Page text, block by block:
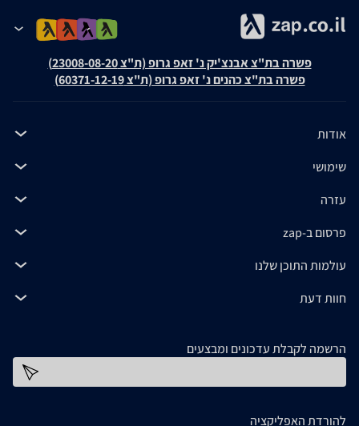
פשרה בת"צ אבנצ'יק נ' זאפ גרופ (ת"צ 23008-08-20)
פשרה בת"צ כהנים נ' זאפ גרופ (ת"צ 60371-12-19)
אודות
שימושי
עזרה
פרסום ב-zap
עולמות התוכן שלנו
חוות דעת
הרשמה לקבלת עדכונים ומבצעים
להורדת האפליקציה